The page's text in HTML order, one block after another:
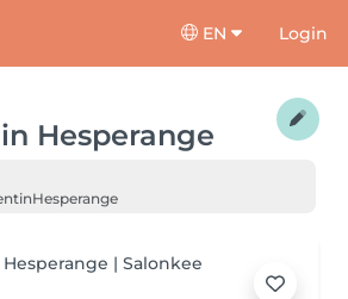
EN Login
in Hesperange
inHesperange